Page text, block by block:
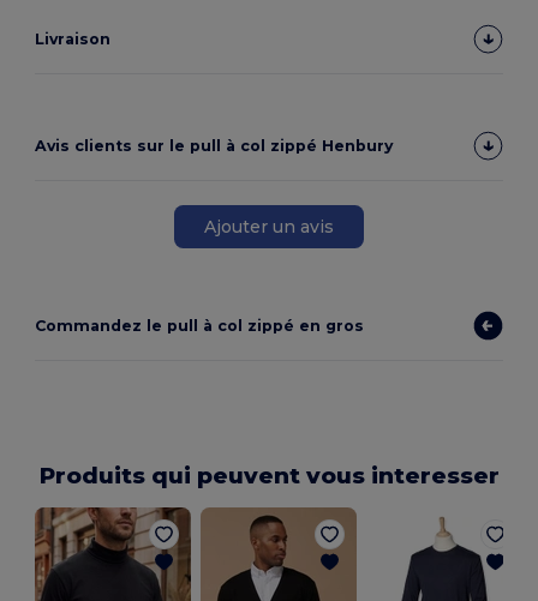
Livraison
Avis clients sur le pull à col zippé Henbury
Ajouter un avis
Commandez le pull à col zippé en gros
Produits qui peuvent vous interesser